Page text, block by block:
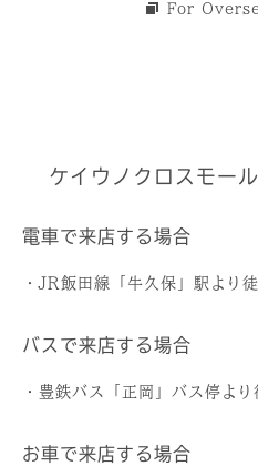
For
ケイウノクロスモー
電車で来店する場合
・JR飯田線「牛久保」駅より
バスで来店する場合
・豊鉄バス「正岡」バス停よ
お車で来店する場合